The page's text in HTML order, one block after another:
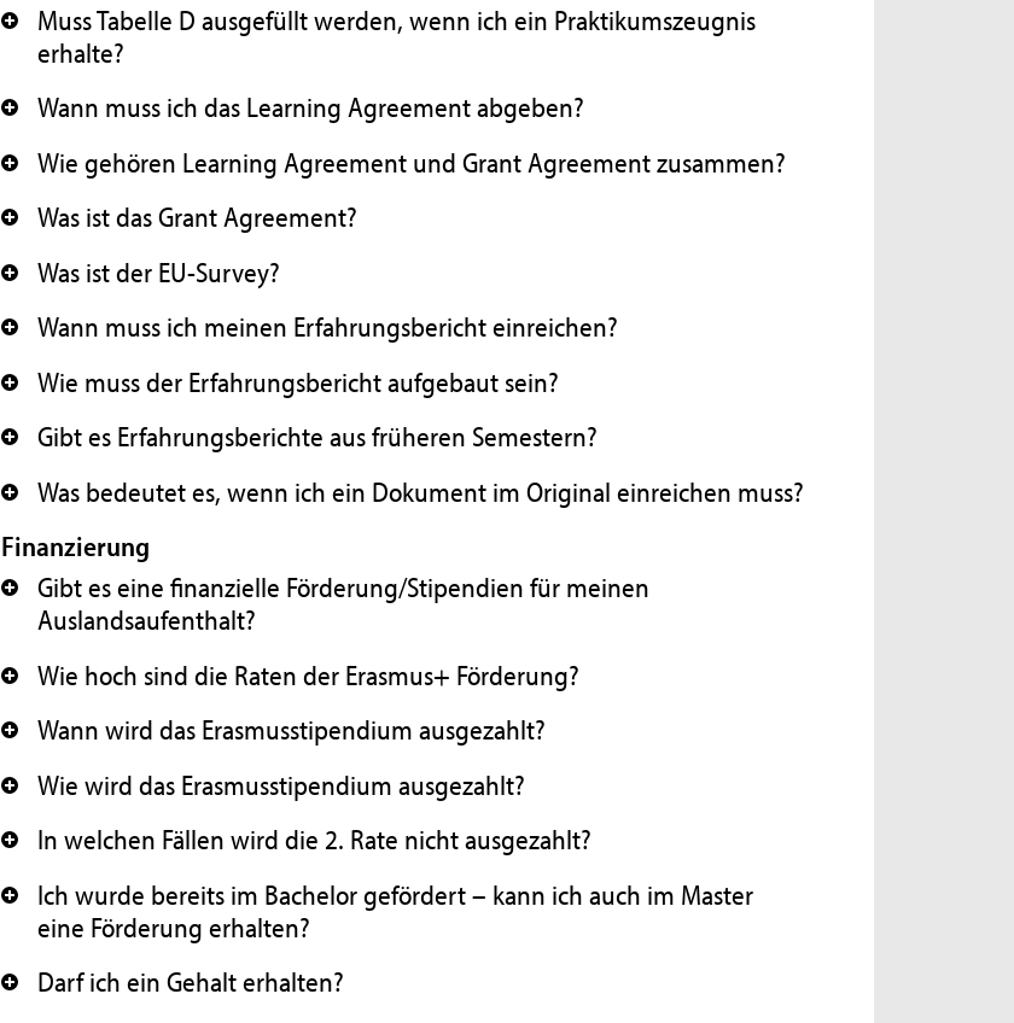
+
Muss Tabelle D ausgefüllt werden, wenn ich ein Praktikumszeugnis
erhalte?
+ Wann muss ich das Learning Agreement abgeben?
+ Wie gehören Learning Agreement und Grant Agreement zusammen?
+ Was ist das Grant Agreement?
+ Was ist der EU-Survey?
+ Wann muss ich meinen Erfahrungsbericht einreichen?
+ Wie muss der Erfahrungsbericht aufgebaut sein?
+ Gibt es Erfahrungsberichte aus früheren Semestern?
+ Was bedeutet es, wenn ich ein Dokument im Original einreichen muss?
Finanzierung
+ Gibt es eine finanzielle Förderung/Stipendien für meinen
Auslandsaufenthalt?
+ Wie hoch sind die Raten der Erasmus+ Förderung?
+ Wann wird das Erasmusstipendium ausgezahlt?
+ Wie wird das Erasmusstipendium ausgezahlt?
+
In welchen Fällen wird die 2. Rate nicht ausgezahlt?
+
Ich wurde bereits im Bachelor gefördert – kann ich auch im Master
eine Förderung erhalten?
+
Darf ich ein Gehalt erhalten?